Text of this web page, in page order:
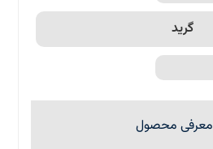
معرفی محصول
گرید